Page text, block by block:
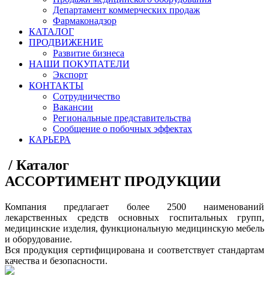
Департамент коммерческих продаж
Фармаконадзор
КАТАЛОГ
ПРОДВИЖЕНИЕ
Развитие бизнеса
НАШИ ПОКУПАТЕЛИ
Экспорт
КОНТАКТЫ
Сотрудничество
Вакансии
Региональные представительства
Сообщение о побочных эффектах
КАРЬЕРА
/ Каталог
АССОРТИМЕНТ ПРОДУКЦИИ
Компания предлагает более 2500 наименований
лекарственных средств основных госпитальных групп,
медицинские изделия, функциональную медицинскую мебель
и оборудование.
Вся продукция сертифицирована и соответствует стандартам
качества и безопасности.